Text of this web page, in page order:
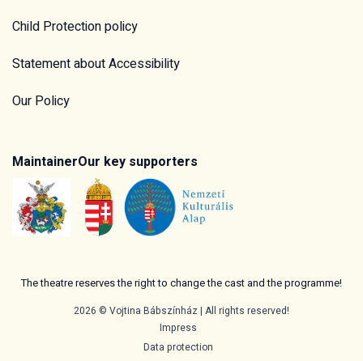
Child Protection policy
Statement about Accessibility
Our Policy
MaintainerOur key supporters
The theatre reserves the right to change the cast and the programme!
2026 © Vojtina Bábszínház | All rights reserved!
Impress
Data protection